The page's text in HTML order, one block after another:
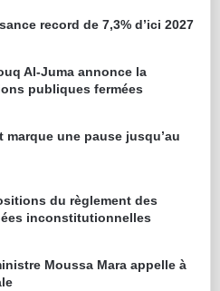
record de 7,3% d’ici 2027
Al-Juma annonce la
publiques fermées
une pause jusqu’au
du règlement des
inconstitutionnelles
Moussa Mara appelle à